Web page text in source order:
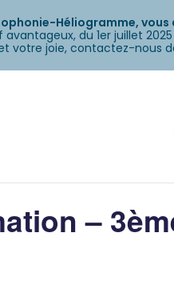
–
Héliogramme,
avantageux, du 1er juillet
votre joie, contactez-nous